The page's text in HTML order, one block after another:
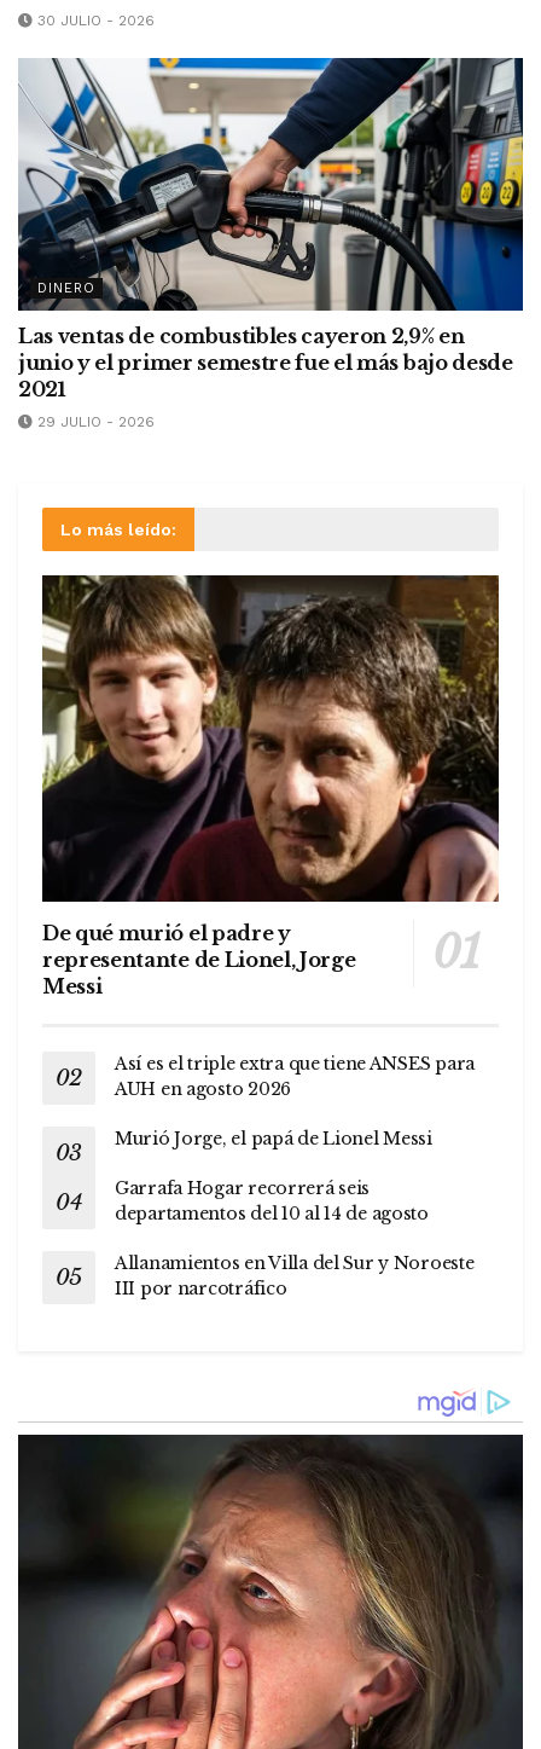
30 JULIO - 2026
DINERO
Las ventas de combustibles cayeron 2,9% en
junio y el primer semestre fue el más bajo desde
2021
29 JULIO - 2026
Lo más leído:
De qué murió el padre y
representante de Lionel, Jorge
Messi
Así es el triple extra que tiene ANSES para
AUH en agosto 2026
Murió Jorge, el papá de Lionel Messi
Garrafa Hogar recorrerá seis
departamentos del 10 al 14 de agosto
Allanamientos en Villa del Sur y Noroeste
III por narcotráfico